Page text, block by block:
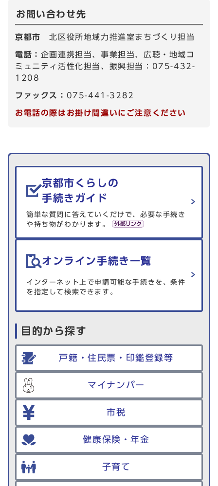
お問い合わせ先
京都市北区役所地域力推進室まちづくり担当
電話： 企画連携担当、事業担当、広聴・地域コ
ミュニティ活性化担当、振興担当：075-432-
1208
ファックス： 075-441-3282
お電話の際はお掛け間違いにご注意ください
生活情報を探す
京都市くらしの
手続きガイド
簡単な質問に答えていくだけで、必要な手続き
や持ち物がわかります。
オンライン手続き一覧
インターネット上で申請可能な手続きを、条件
を指定して検索できます。
目的から探す
戸籍・住民票・印鑑登録等
マイナンバー
市税
健康保険・年金
子育て